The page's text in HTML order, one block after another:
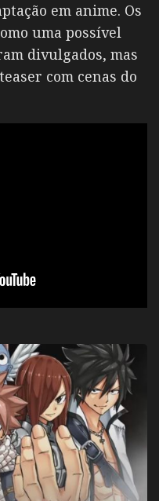
em anime. Os
uma possível
divulgados, mas
com cenas do